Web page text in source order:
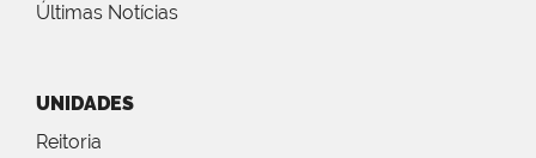
Últimas Notícias
UNIDADES
Reitoria